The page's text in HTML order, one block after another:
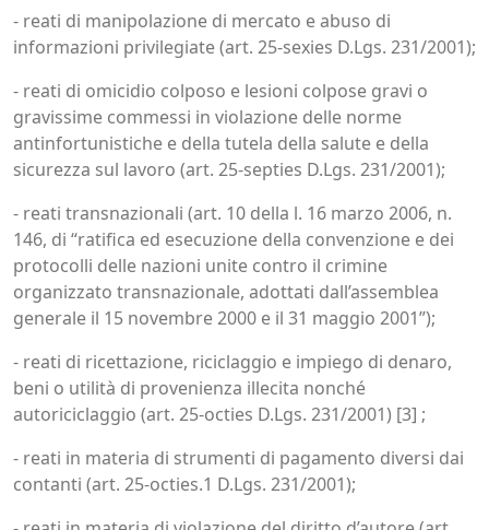
- reati di manipolazione di mercato e abuso di
informazioni privilegiate (art. 25-sexies D.Lgs. 231/2001);
- reati di omicidio colposo e lesioni colpose gravi o
gravissime commessi in violazione delle norme
antinfortunistiche e della tutela della salute e della
sicurezza sul lavoro (art. 25-septies D.Lgs. 231/2001);
- reati transnazionali (art. 10 della l. 16 marzo 2006, n.
146, di “ratifica ed esecuzione della convenzione e dei
protocolli delle nazioni unite contro il crimine
organizzato transnazionale, adottati dall’assemblea
generale il 15 novembre 2000 e il 31 maggio 2001”);
- reati di ricettazione, riciclaggio e impiego di denaro,
beni o utilità di provenienza illecita nonché
autoriciclaggio (art. 25-octies D.Lgs. 231/2001) [3] ;
- reati in materia di strumenti di pagamento diversi dai
contanti (art. 25-octies.1 D.Lgs. 231/2001);